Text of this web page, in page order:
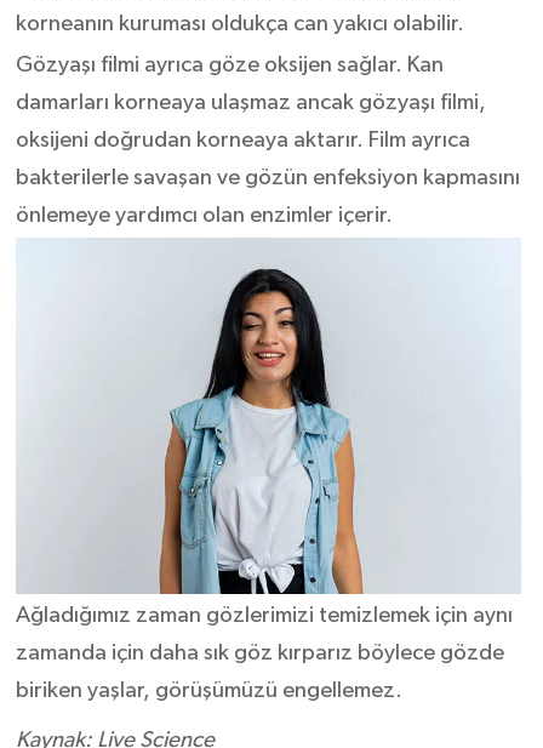
korneanın kuruması oldukça can yakıcı olabilir.
Gözyaşı filmi ayrıca göze oksijen sağlar. Kan
damarları korneaya ulaşmaz ancak gözyaşı filmi,
oksijeni doğrudan korneaya aktarır. Film ayrıca
bakterilerle savaşan ve gözün enfeksiyon kapmasını
önlemeye yardımcı olan enzimler içerir.
Ağladığımız zaman gözlerimizi temizlemek için aynı
zamanda için daha sık göz kırparız böylece gözde
biriken yaşlar, görüşümüzü engellemez.
Kaynak: Live Science